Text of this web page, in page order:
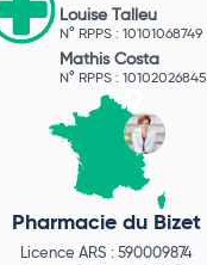
Louise Talleu
N° RPPS : 10101068749
Mathis Costa
N° RPPS : 10102026845
Pharmacie du Bizet
Licence ARS : 590009874